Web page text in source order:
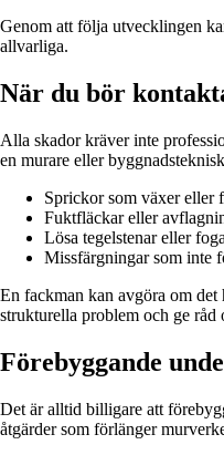
Genom att följa utvecklingen
allvarliga.
När du bör
Alla skador kräver inte
en murare eller
Sprickor som växer eller
Fuktfläckar eller
Lösa tegelstenar eller
Missfärgningar som inte
En fackman kan avgöra om
strukturella problem och ge råd
Förebyggande
Det är alltid billigare att
åtgärder som förlänger